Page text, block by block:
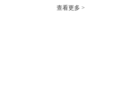
查看更多 >